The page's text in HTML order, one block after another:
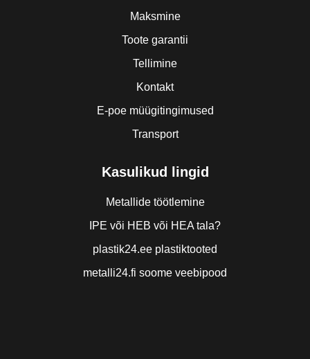
Maksmine
Toote garantii
Tellimine
Kontakt
E-poe müügitingimused
Transport
Kasulikud lingid
Metallide töötlemine
IPE või HEB või HEA tala?
plastik24.ee plastiktooted
metalli24.fi soome veebipood